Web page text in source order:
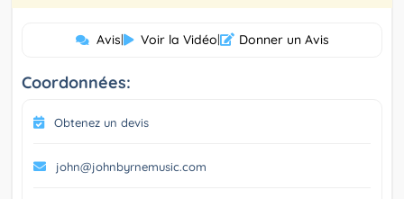
Avis| Voir la Vidéo| Donner un Avis
Coordonnées:
Obtenez un devis
john@johnbyrnemusic.com